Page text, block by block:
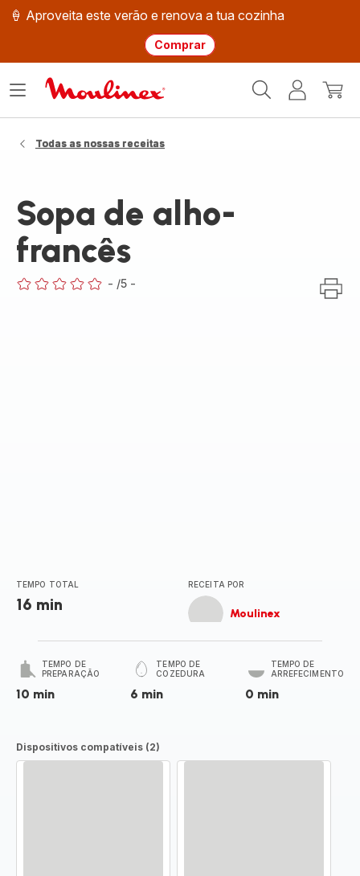
🍦 Aproveita este verão e renova a tua cozinha
Comprar
Moulinex
O
Abrir
Todas as nossas receitas
Sopa de alho-
francês
- /5 -
TEMPO TOTAL
16 min
RECEITA POR
Moulinex
TEMPO DE
PREPARAÇÃO
10 min
TEMPO DE
COZEDURA
6 min
TEMPO DE
ARREFECIMENTO
0 min
Dispositivos compatíveis (2)